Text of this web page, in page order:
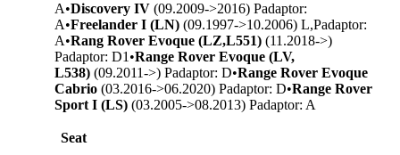
A•Discovery IV (09.2009->2016) Padaptor:
A•Freelander I (LN) (09.1997->10.2006) L,Padaptor:
A•Rang Rover Evoque (LZ,L551) (11.2018->)
Padaptor: D1 •Range Rover Evoque (LV,
L538) (09.2011->) Padaptor: D•Range Rover Evoque
Cabrio (03.2016->06.2020) Padaptor: D•Range Rover
Sport I (LS) (03.2005->08.2013) Padaptor: A
Seat